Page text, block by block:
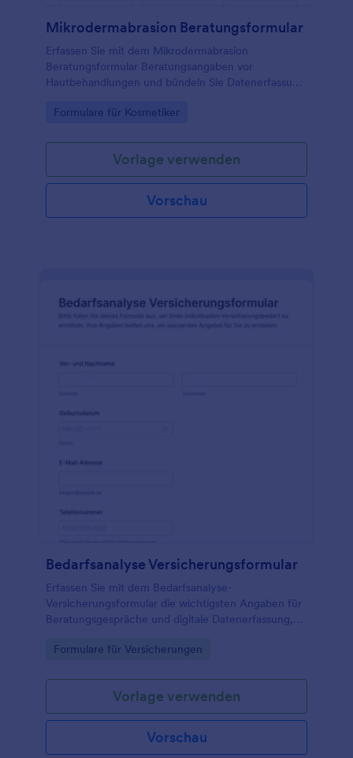
Mikrodermabrasion Beratungsformular
Erfassen Sie mit dem Mikrodermabrasion
Beratungsformular Beratungsangaben vor
Hautbehandlungen und bündeln Sie Datenerfassung
Kosmetikstudios und Hautpflegepraxen.
Go to Category:
Formulare für Kosmetiker
Vorlage verwenden
Vorschau
Bedarfsanalyse Versicherungsformular
Erfassen Sie mit dem Bedarfsanalyse-
Versicherungsformular die wichtigsten Angaben für
Beratungsgespräche und digitale Datenerfassung,
die Formularvorlagen in Jotform nutzen.
Go to Category:
Formulare für Versicherungen
Vorlage verwenden
Vorschau